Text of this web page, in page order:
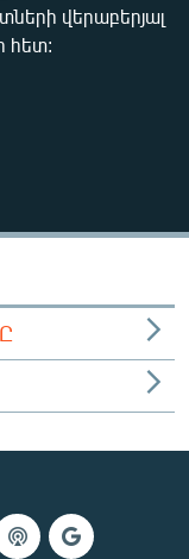
վերաբերյալ
հետ: